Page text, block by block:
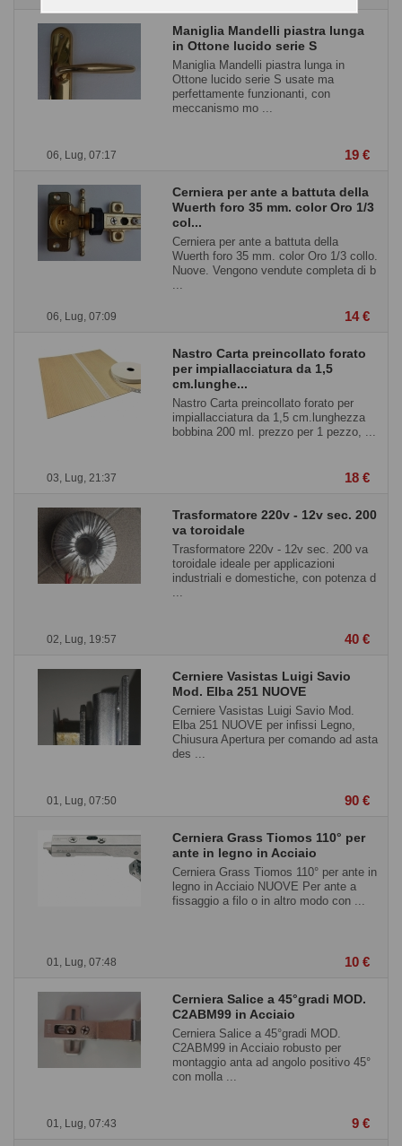
06, Lug, 07:17
Maniglia Mandelli piastra lunga
in Ottone lucido serie S
Maniglia Mandelli piastra lunga in
Ottone lucido serie S usate ma
perfettamente funzionanti, con
meccanismo mo ...
19 €
06, Lug, 07:09
Cerniera per ante a battuta della
Wuerth foro 35 mm. color Oro 1/3
col...
Cerniera per ante a battuta della
Wuerth foro 35 mm. color Oro 1/3 collo.
Nuove. Vengono vendute completa di b
...
14 €
03, Lug, 21:37
Nastro Carta preincollato forato
per impiallacciatura da 1,5
cm.lunghe...
Nastro Carta preincollato forato per
impiallacciatura da 1,5 cm.lunghezza
bobbina 200 ml. prezzo per 1 pezzo, ...
18 €
02, Lug, 19:57
Trasformatore 220v - 12v sec. 200
va toroidale
Trasformatore 220v - 12v sec. 200 va
toroidale ideale per applicazioni
industriali e domestiche, con potenza d
...
40 €
01, Lug, 07:50
Cerniere Vasistas Luigi Savio
Mod. Elba 251 NUOVE
Cerniere Vasistas Luigi Savio Mod.
Elba 251 NUOVE per infissi Legno,
Chiusura Apertura per comando ad asta
des ...
90 €
01, Lug, 07:48
Cerniera Grass Tiomos 110° per
ante in legno in Acciaio
Cerniera Grass Tiomos 110° per ante in
legno in Acciaio NUOVE Per ante a
fissaggio a filo o in altro modo con ...
10 €
01, Lug, 07:43
Cerniera Salice a 45°gradi MOD.
C2ABM99 in Acciaio
Cerniera Salice a 45°gradi MOD.
C2ABM99 in Acciaio robusto per
montaggio anta ad angolo positivo 45°
con molla ...
9 €